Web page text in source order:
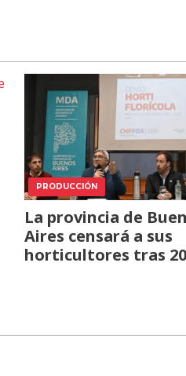
PRODUCCIÓN
La provincia de
Aires censará a sus
horticultores tras